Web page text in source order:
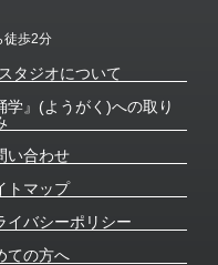
徒歩2分
タジオについて
学』(ようがく)への取り
い合わせ
トマップ
イバシーポリシー
ての方へ